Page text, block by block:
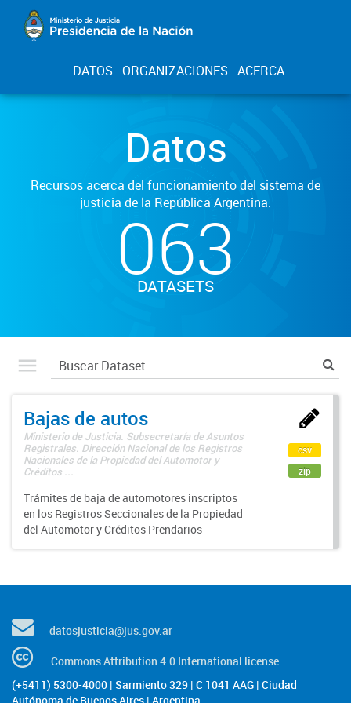
DATOS ORGANIZACIONES ACERCA
Datos
Recursos acerca del funcionamiento del sistema de
justicia de la República Argentina.
063
DATASETS
Bajas de autos
Ministerio de Justicia. Subsecretaría de Asuntos
Registrales. Dirección Nacional de los Registros
Nacionales de la Propiedad del Automotor y
Créditos ...
Trámites de baja de automotores inscriptos
en los Registros Seccionales de la Propiedad
del Automotor y Créditos Prendarios
csv
zip
datosjusticia@jus.gov.ar
Commons Attribution 4.0 International license
(+5411) 5300-4000 | Sarmiento 329 | C 1041 AAG | Ciudad